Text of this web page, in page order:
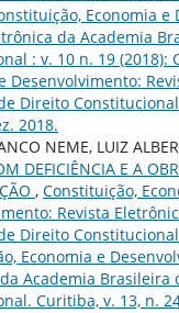
Economia e
da Academia
: v. 10 n. 19 (2018):
Desenvolvimento:
Direito
2018.
NEME, LUIZ
DEFICIÊNCIA E A
, Constituição,
Revista
Direito
Economia e
Academia Brasileira
Curitiba, v. 13, n.